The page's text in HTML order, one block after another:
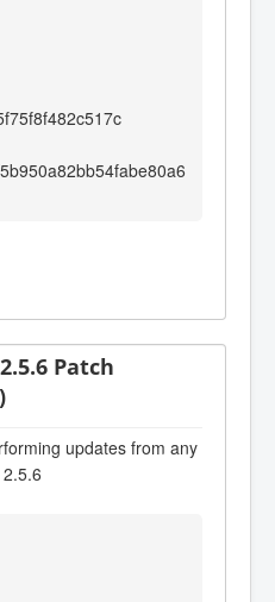
Patch
updates from any